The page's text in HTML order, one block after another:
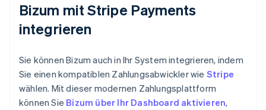
Bizum mit Stripe Payments
integrieren
Sie können Bizum auch in Ihr System integrieren, indem
Sie einen kompatiblen Zahlungsabwickler wie Stripe
wählen. Mit dieser modernen Zahlungsplattform
können Sie Bizum über Ihr Dashboard aktivieren,